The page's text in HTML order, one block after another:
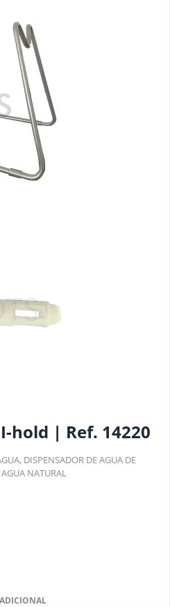
hold | Ref. 14220
, DISPENSADOR DE AGUA DE
NATURAL